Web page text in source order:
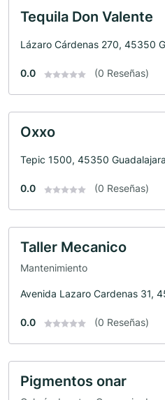
Tequila Don Valente
Lázaro Cárdenas 270, 45350
0.0 (0 Reseñas)
Oxxo
Tepic 1500, 45350 Guadalajara
0.0 (0 Reseñas)
Taller Mecanico
Mantenimiento
Avenida Lazaro Cardenas 31,
0.0 (0 Reseñas)
Pigmentos onar